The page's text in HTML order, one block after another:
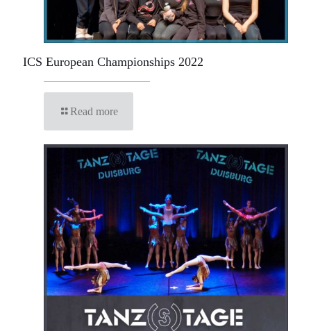
ICS European Championships 2022
Read more